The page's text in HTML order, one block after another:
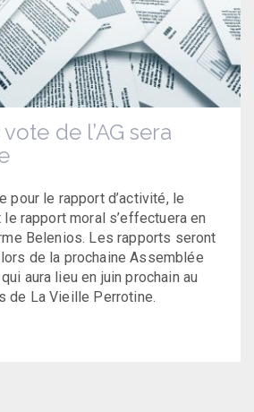
de l’AG sera
pour le rapport d’activité, le
rapport moral s’effectuera en
Belenios. Les rapports seront
de la prochaine Assemblée
aura lieu en juin prochain au
de La Vieille Perrotine.